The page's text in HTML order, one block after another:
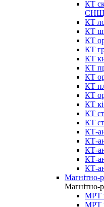
КТ
КТ
КТ
КТ
КТ
КТ
КТ
КТ
КТ
КТ
КТ
КТ
КТ
КТ-
КТ-
КТ-
КТ-
КТ-
Магнітно-
Магнітно-
МРТ
МРТ